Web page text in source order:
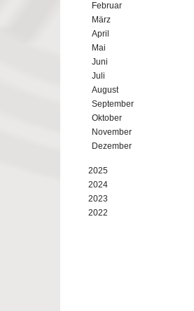
Februar
März
April
Mai
Juni
Juli
August
September
Oktober
November
Dezember
2025
2024
2023
2022